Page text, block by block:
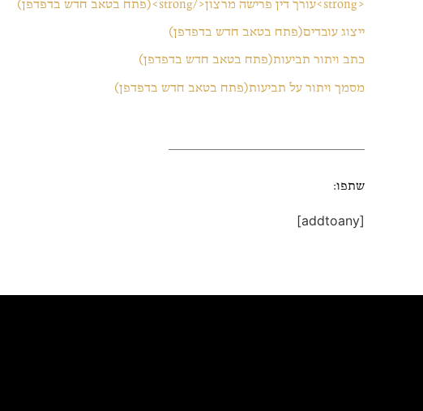
<strong>עורך דין פרישה מרצון</strong>(פתח בטאב חדש בדפדפן)
ייצוג עובדים(פתח בטאב חדש בדפדפן)
כתב ויתור תביעות(פתח בטאב חדש בדפדפן)
מסמך ויתור על תביעות(פתח בטאב חדש בדפדפן)
שתפו:
[addtoany]